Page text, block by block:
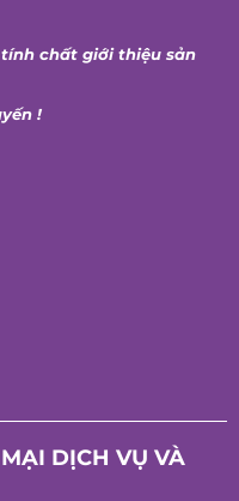
chất giới thiệu sản
!
DỊCH VỤ VÀ